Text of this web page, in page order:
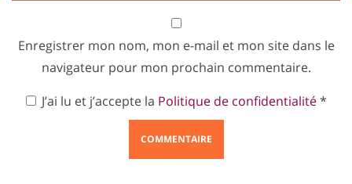
Enregistrer mon nom, mon e-mail et mon site dans le
navigateur pour mon prochain commentaire.
J’ai lu et j’accepte la Politique de confidentialité*